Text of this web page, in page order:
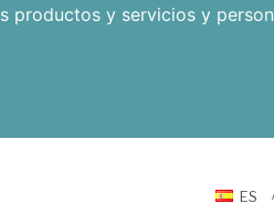
productos y servicios y
ES